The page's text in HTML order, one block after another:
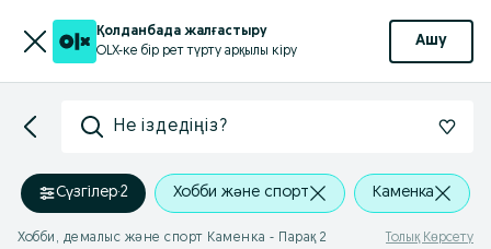
Қолданбада жалғастыру
OLX-ке бір рет түрту арқылы кіру
Ашу
Не іздедіңіз?
Сүзгілер·2 Хобби және спорт Каменка
Хобби, демалыс және спорт Каменка - Парақ 2 Толық Көрсету